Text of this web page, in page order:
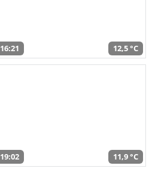
16:21 12,5 °C
19:02 11,9 °C